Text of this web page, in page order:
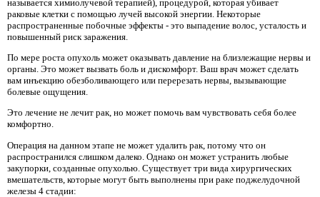
называется химиолучевой терапией), процедурой, которая убивает
раковые клетки с помощью лучей высокой энергии. Некоторые
распространенные побочные эффекты - это выпадение волос, усталость и
повышенный риск заражения.
По мере роста опухоль может оказывать давление на близлежащие нервы и
органы. Это может вызвать боль и дискомфорт. Ваш врач может сделать
вам инъекцию обезболивающего или перерезать нервы, вызывающие
болевые ощущения.
Это лечение не лечит рак, но может помочь вам чувствовать себя более
комфортно.
Операция на данном этапе не может удалить рак, потому что он
распространился слишком далеко. Однако он может устранить любые
закупорки, созданные опухолью. Существует три вида хирургических
вмешательств, которые могут быть выполнены при раке поджелудочной
железы 4 стадии: